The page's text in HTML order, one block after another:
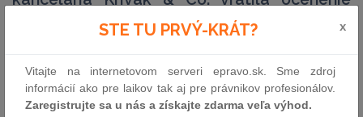
Právnická firma roka
kategórii Pro Bono & CSR. „Hoci nás cena veľmi potešila, vrátili
sme ju. Ozvalo sa nám mnoho ľudí a pýtalo sa, prečo sa tak stalo.
Vrátenie ceny nie je protestom proti organizátorom ani ich
STE TU PRVÝ-KRÁT? x
Vitajte na internetovom serveri epravo.sk. Sme zdroj
informácií ako pre laikov tak aj pre právnikov profesionálov.
Zaregistrujte sa u nás a získajte zdarma veľa výhod.